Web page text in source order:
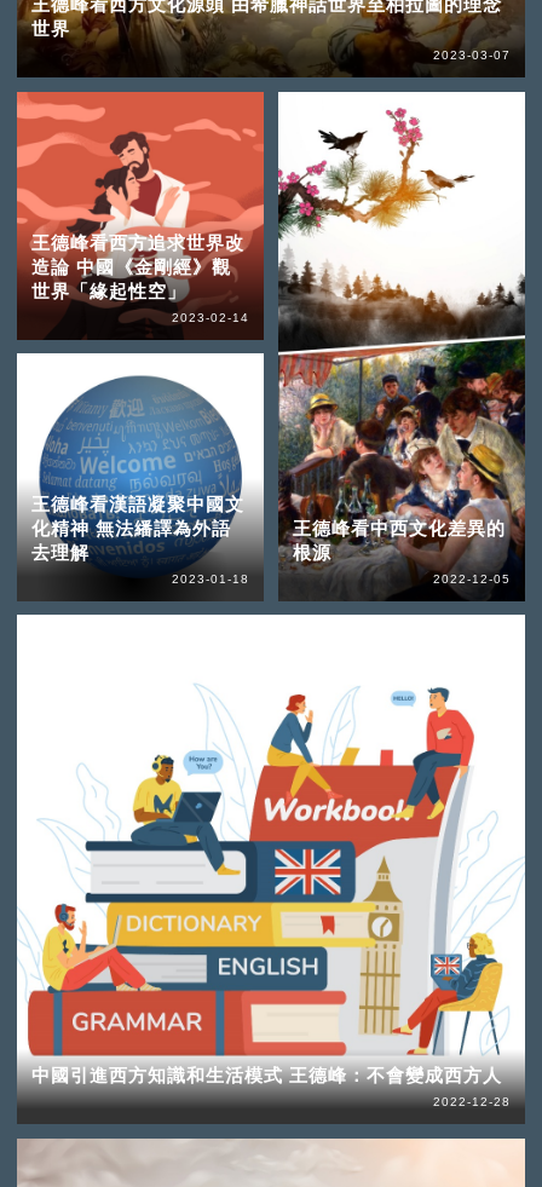
王德峰看西方文化源頭 由希臘神話世界至柏拉圖的理念
世界
2023-03-07
王德峰看西方追求世界改
造論 中國《金剛經》觀
世界「緣起性空」
2023-02-14
王德峰看漢語凝聚中國文
化精神 無法繙譯為外語
去理解
2023-01-18
中國引進西方知識和生活模式 王德峰：不會變成西方人
2022-12-28
王德峰看中西文化差異的
根源
2022-12-05